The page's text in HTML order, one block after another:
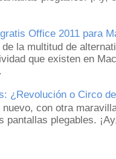
Office 2011 para
de la multitud de
que existen en
¿Revolución o Circo
con otra
pantallas plegables.